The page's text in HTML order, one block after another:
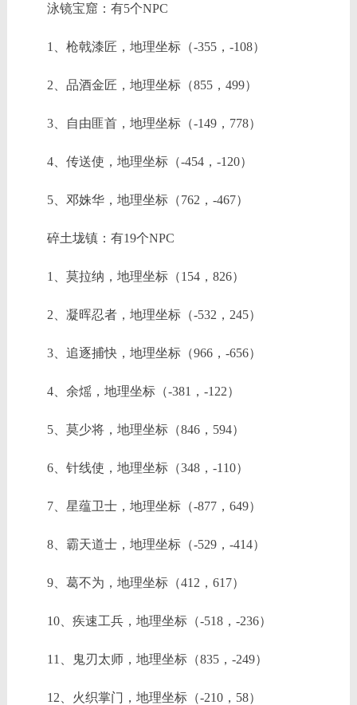
泳镜宝窟：有5个NPC
1、枪戟漆匠，地理坐标（-355，-108）
2、品酒金匠，地理坐标（855，499）
3、自由匪首，地理坐标（-149，778）
4、传送使，地理坐标（-454，-120）
5、邓姝华，地理坐标（762，-467）
碎土垅镇：有19个NPC
1、莫拉纳，地理坐标（154，826）
2、凝晖忍者，地理坐标（-532，245）
3、追逐捕快，地理坐标（966，-656）
4、余熎，地理坐标（-381，-122）
5、莫少将，地理坐标（846，594）
6、针线使，地理坐标（348，-110）
7、星蕴卫士，地理坐标（-877，649）
8、霸天道士，地理坐标（-529，-414）
9、葛不为，地理坐标（412，617）
10、疾速工兵，地理坐标（-518，-236）
11、鬼刃太师，地理坐标（835，-249）
12、火织掌门，地理坐标（-210，58）